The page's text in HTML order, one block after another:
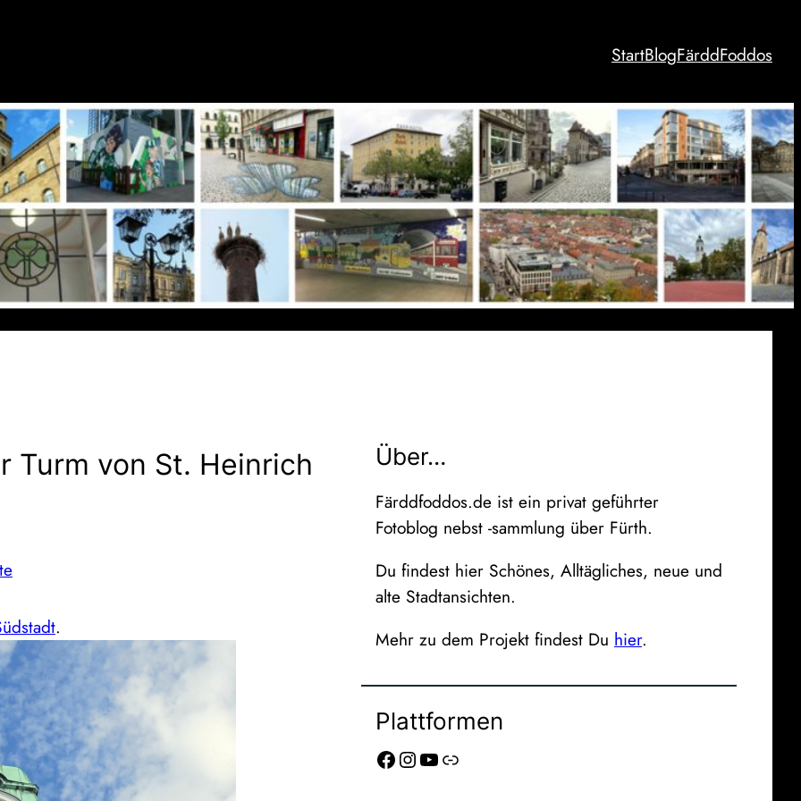
StartBlogFärddFoddos
Turm von St. Heinrich
.
Über…
Färddfoddos.de ist ein privat geführter
Fotoblog nebst -sammlung über Fürth.
Du findest hier Schönes, Alltägliches, neue und
alte Stadtansichten.
Mehr zu dem Projekt findest Du hier.
Plattformen
Facebook Instagram YouTube Link